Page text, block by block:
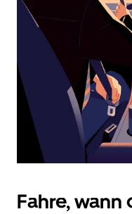
Drücke
die
Escape-
Taste,
den
Kalender
zu
schließen.
Fahre, wann